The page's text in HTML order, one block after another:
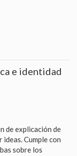
e identidad
de explicación de
Cumple con
sobre los